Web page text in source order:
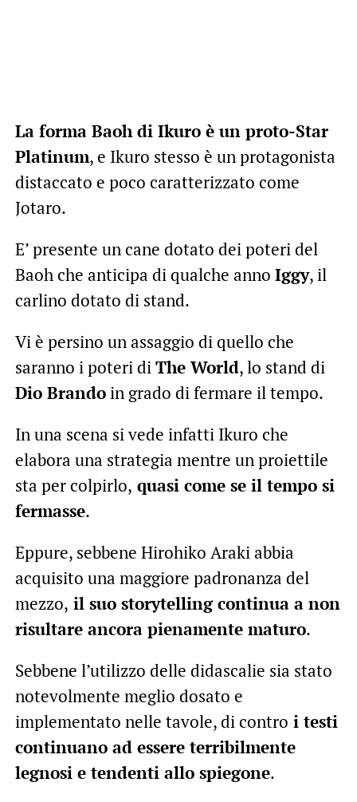
La forma Baoh di Ikuro è un proto-Star
Platinum, e Ikuro stesso è un protagonista
distaccato e poco caratterizzato come
Jotaro.
E’ presente un cane dotato dei poteri del
Baoh che anticipa di qualche anno Iggy, il
carlino dotato di stand.
Vi è persino un assaggio di quello che
saranno i poteri diThe World, lo stand di
Dio Brandoin grado di fermare il tempo.
In una scena si vede infatti Ikuro che
elabora una strategia mentre un proiettile
sta per colpirlo, quasi come se il tempo si
fermasse.
Eppure, sebbene Hirohiko Araki abbia
acquisito una maggiore padronanza del
mezzo, il suo storytelling continua a non
risultare ancora pienamente maturo.
Sebbene l’utilizzo delle didascalie sia stato
notevolmente meglio dosato e
implementato nelle tavole, di contro i testi
continuano ad essere terribilmente
legnosi e tendenti allo spiegone.